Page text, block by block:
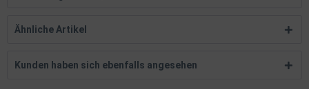
Ähnliche Artikel
Kunden haben sich ebenfalls angesehen